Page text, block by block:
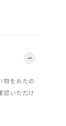
物をおたの
認いただけ